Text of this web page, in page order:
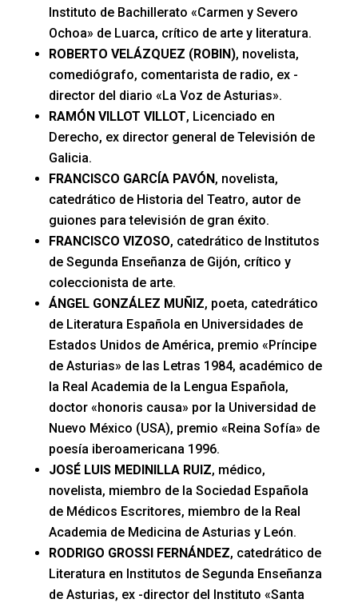
Instituto de Bachillerato «Carmen y Severo
Ochoa» de Luarca, crítico de arte y literatura.
ROBERTO VELÁZQUEZ (ROBIN), novelista,
comediógrafo, comentarista de radio, ex -
director del diario «La Voz de Asturias».
RAMÓN VILLOT VILLOT, Licenciado en
Derecho, ex director general de Televisión de
Galicia.
FRANCISCO GARCÍA PAVÓN, novelista,
catedrático de Historia del Teatro, autor de
guiones para televisión de gran éxito.
FRANCISCO VIZOSO, catedrático de Institutos
de Segunda Enseñanza de Gijón, crítico y
coleccionista de arte.
ÁNGEL GONZÁLEZ MUÑIZ, poeta, catedrático
de Literatura Española en Universidades de
Estados Unidos de América, premio «Príncipe
de Asturias» de las Letras 1984, académico de
la Real Academia de la Lengua Española,
doctor «honoris causa» por la Universidad de
Nuevo México (USA), premio «Reina Sofía» de
poesía iberoamericana 1996.
JOSÉ LUIS MEDINILLA RUIZ, médico,
novelista, miembro de la Sociedad Española
de Médicos Escritores, miembro de la Real
Academia de Medicina de Asturias y León.
RODRIGO GROSSI FERNÁNDEZ, catedrático de
Literatura en Institutos de Segunda Enseñanza
de Asturias, ex -director del Instituto «Santa